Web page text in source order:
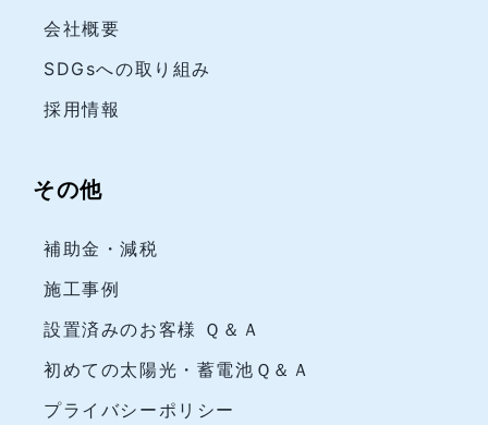
会社概要
SDGsへの取り組み
採用情報
その他
補助金・減税
施工事例
設置済みのお客様 Ｑ＆Ａ
初めての太陽光・蓄電池Ｑ＆Ａ
プライバシーポリシー